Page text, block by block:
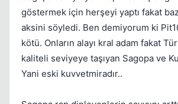
göstermek için herşeyi yaptı fakat
aksini söyledi. Ben demiyorum ki
kötü. Onların alayı kral adam fakat
kaliteli seviyeye taşıyan Sagopa ve
Yani eski kuvvetmiradır..